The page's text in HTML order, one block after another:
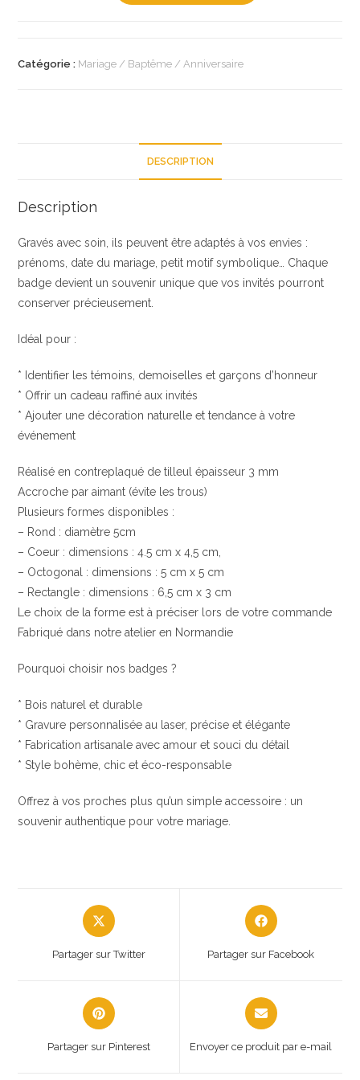
pour
Catégorie : Mariage / Baptême / Anniversaire
DESCRIPTION
Description
Gravés avec soin, ils peuvent être adaptés à vos envies :
prénoms, date du mariage, petit motif symbolique… Chaque
badge devient un souvenir unique que vos invités pourront
conserver précieusement.
Idéal pour :
* Identifier les témoins, demoiselles et garçons d’honneur
* Offrir un cadeau raffiné aux invités
* Ajouter une décoration naturelle et tendance à votre
événement
Réalisé en contreplaqué de tilleul épaisseur 3 mm
Accroche par aimant (évite les trous)
Plusieurs formes disponibles :
– Rond : diamètre 5cm
– Coeur : dimensions : 4.5 cm x 4,5 cm,
– Octogonal : dimensions : 5 cm x 5 cm
– Rectangle : dimensions : 6,5 cm x 3 cm
Le choix de la forme est à préciser lors de votre commande
Fabriqué dans notre atelier en Normandie
Pourquoi choisir nos badges ?
* Bois naturel et durable
* Gravure personnalisée au laser, précise et élégante
* Fabrication artisanale avec amour et souci du détail
* Style bohème, chic et éco-responsable
Offrez à vos proches plus qu’un simple accessoire : un
souvenir authentique pour votre mariage.
Opens
in
new
Partager sur Twitter
Opens
in
new
Partager sur Facebook
Opens
in
new
Partager sur Pinterest
Opens
in
new
Envoyer ce produit par e-mail